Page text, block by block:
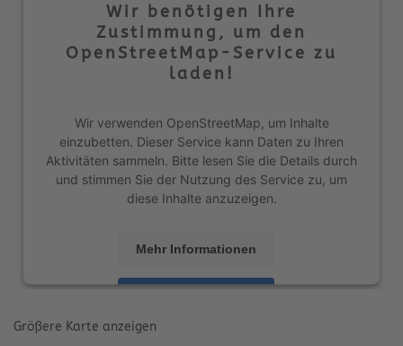
Wir benötigen Ihre
Zustimmung, um den
OpenStreetMap-Service zu
laden!
Wir verwenden OpenStreetMap, um Inhalte
einzubetten. Dieser Service kann Daten zu Ihren
Aktivitäten sammeln. Bitte lesen Sie die Details durch
und stimmen Sie der Nutzung des Service zu, um
diese Inhalte anzuzeigen.
Mehr Informationen
powered byUsercentrics Consent Management
Größere Karte anzeigen